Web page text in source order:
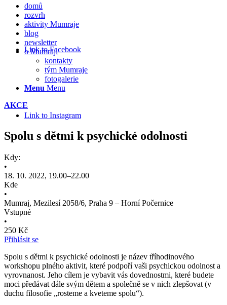
Link to Facebook
Link to Instagram
domů
rozvrh
aktivity Mumraje
blog
newsletter
o Mumraji
kontakty
tým Mumraje
fotogalerie
Menu Menu
AKCE
Spolu s dětmi k psychické odolnosti
Kdy:
•
18. 10. 2022, 19.00–22.00
Kde
•
Mumraj, Mezilesí 2058/6, Praha 9 – Horní Počernice
Vstupné
•
250 Kč
Přihlásit se
Spolu s dětmi k psychické odolnosti je název tříhodinového
workshopu plného aktivit, které podpoří vaši psychickou odolnost a
vyrovnanost. Jeho cílem je vybavit vás dovednostmi, které budete
moci předávat dále svým dětem a společně se v nich zlepšovat (v
duchu filosofie „rosteme a kveteme spolu“).